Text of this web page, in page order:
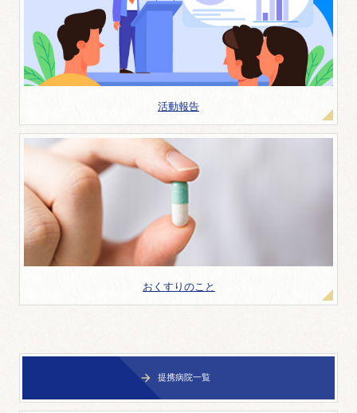
活動報告
おくすりのこと
 提携病院一覧